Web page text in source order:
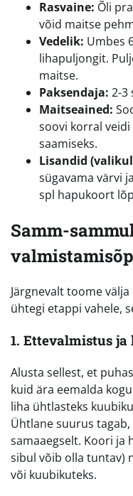
Rasvaine: Õli
võid maitse
Vedelik: Umbes
lihapuljongit.
maitse.
Paksendaja: 2-3
Maitseained:
soovi korral
saamiseks.
Lisandid
sügavama värvi
spl hapukoort
Samm-
Järgnevalt toome
ühtegi etappi vahele,
1. Ettevalmistus
Alusta sellest, et
kuid ära eemalda
liha ühtlasteks
Ühtlane suurus
samaaegselt. Koori ja
sibul võib olla tuntav)
või kuubikuteks.